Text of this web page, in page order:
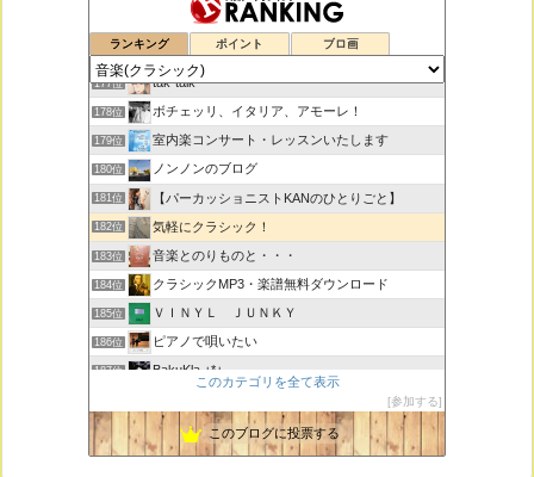
ランキング ポイント ブロ画
鑑賞空間・忘れられない作品
176位 思えば遠くへ来たもんだ
177位 tak-talk
178位 ボチェッリ、イタリア、アモーレ！
179位 室内楽コンサート・レッスンいたします
180位 ノンノンのブログ
181位 【パーカッショニストKANのひとりごと】
182位 気軽にクラシック！
183位 音楽とのりものと・・・
184位 クラシックMP3・楽譜無料ダウンロード
185位 ＶＩＮＹＬ ＪＵＮＫＹ
186位 ピアノで唄いたい
187位 BakuKla +*+
189位 ときどき書きます♪
このカテゴリを全て表示
参加する
このブログに投票する